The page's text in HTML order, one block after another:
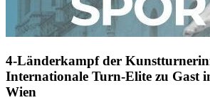
4-Länderkampf der
Internationale Turn-Elite zu Gast
Wien